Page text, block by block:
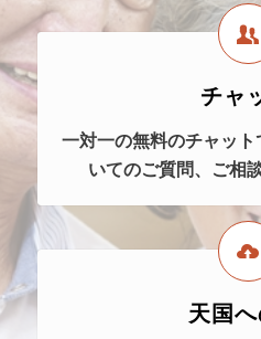
チャ
一対一の無料のチャッ
いてのご質問、ご相
天国